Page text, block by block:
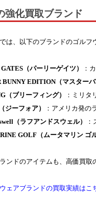
強化買取ブランド
は、以下のブランドのゴルフ
（パーリーゲイツ）
：
BUNNY EDITION（マスターバ
（ブリーフィング）
：ミリタ
ジーフォア）
：アメリカ発の
（ラフアンドスウェル）
GOLF（ムータマリン ゴル
ンドのアイテムも、高価買取
ェアブランドの買取実績はこ